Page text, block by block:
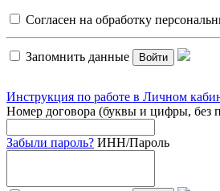
Согласен на обработку
Запомнить данные Войти
Инструкция по работе в Личном
Номер договора (буквы и цифры, без
Забыли пароль? ИНН/Пароль